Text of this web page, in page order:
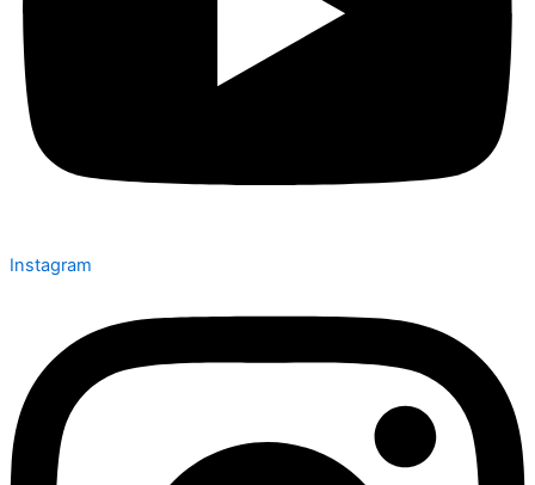
Instagram